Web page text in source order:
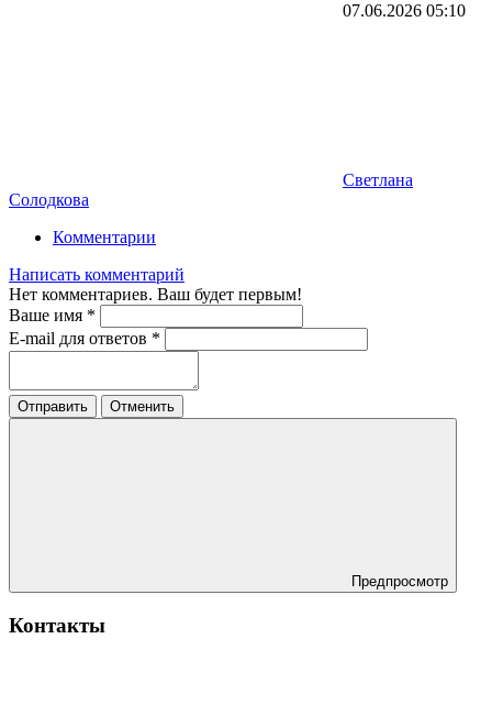
07.06.2026 05:10
Светлана
Солодкова
Комментарии
Написать комментарий
Нет комментариев. Ваш будет первым!
Ваше имя *
E-mail для ответов *
Отправить Отменить
Предпросмотр
Контакты